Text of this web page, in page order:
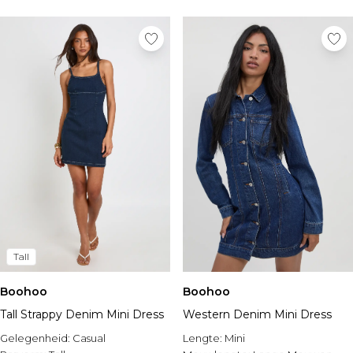
Sandalen & Slippers
Herenaccessoires
Alle Accessoires
Zonnebrillen
Mutsen & Petten
Sieraden & Horloges
Ondergoed
Tassen & Portemonnees
Merken die we leuk vinden
boohooMAN
Burton
Heren Sale
Alle Heren Sale
Sale Tops
Tall
Boohoo
Tall Strappy Denim Mini Dress
Gelegenheid: Casual
Boohoo
Western Denim Mini Dress
Lengte: Mini